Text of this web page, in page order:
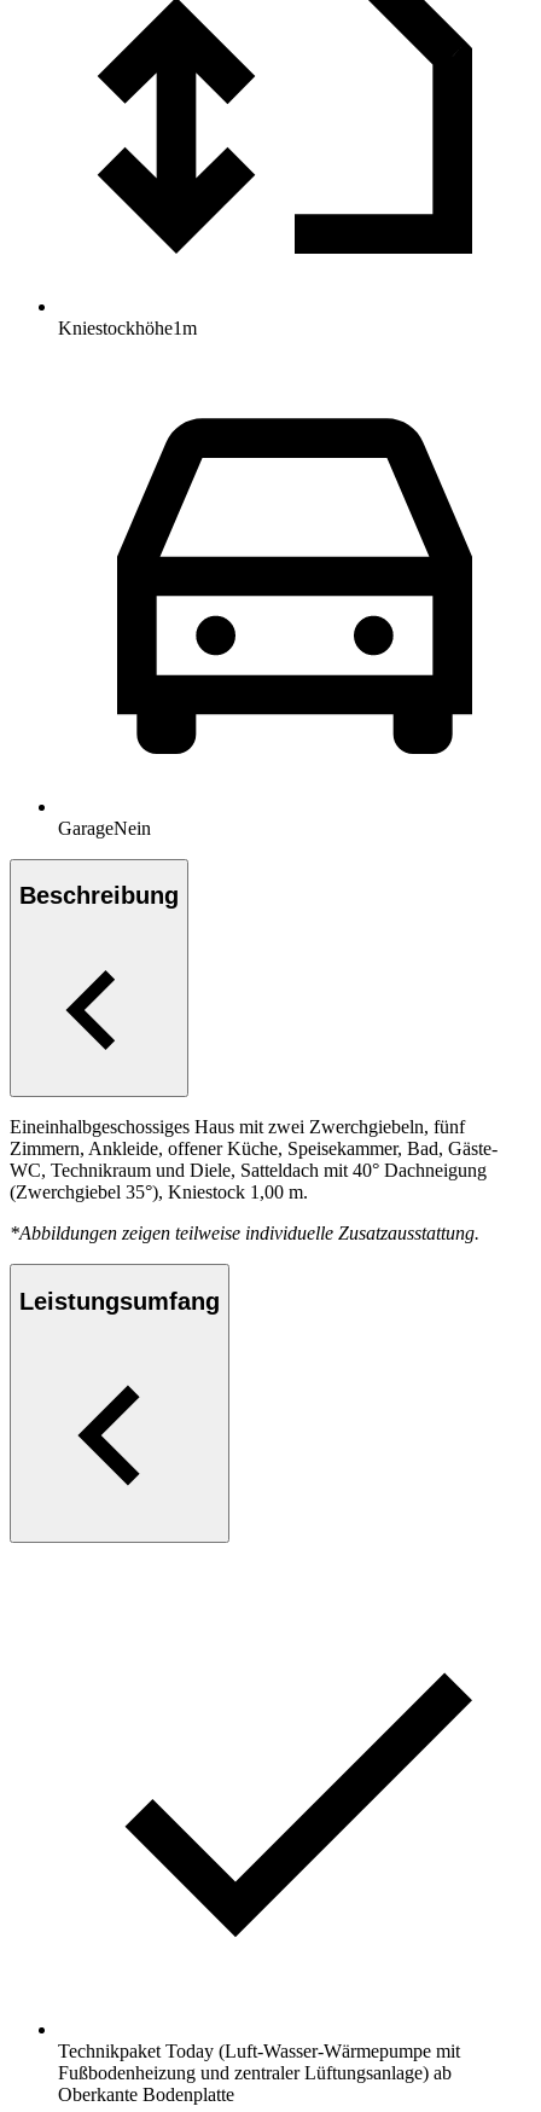
Kniestockhöhe1m
GarageNein
Beschreibung
Eineinhalbgeschossiges Haus mit zwei Zwerchgiebeln, fünf
Zimmern, Ankleide, offener Küche, Speisekammer, Bad, Gäste-
WC, Technikraum und Diele, Satteldach mit 40° Dachneigung
(Zwerchgiebel 35°), Kniestock 1,00 m.
*Abbildungen zeigen teilweise individuelle Zusatzausstattung.
Leistungsumfang
Technikpaket Today (Luft-Wasser-Wärmepumpe mit
Fußbodenheizung und zentraler Lüftungsanlage) ab
Oberkante Bodenplatte